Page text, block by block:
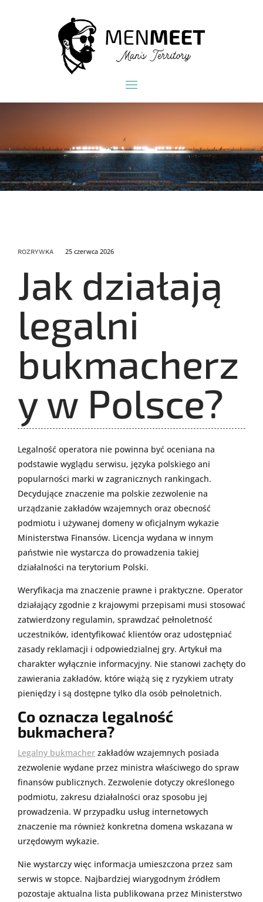
ROZRYWKA 25 czerwca 2026
Jak działają
legalni
bukmacherz
y w Polsce?
Legalność operatora nie powinna być oceniana na
podstawie wyglądu serwisu, języka polskiego ani
popularności marki w zagranicznych rankingach.
Decydujące znaczenie ma polskie zezwolenie na
urządzanie zakładów wzajemnych oraz obecność
podmiotu i używanej domeny w oficjalnym wykazie
Ministerstwa Finansów. Licencja wydana w innym
państwie nie wystarcza do prowadzenia takiej
działalności na terytorium Polski.
Weryfikacja ma znaczenie prawne i praktyczne. Operator
działający zgodnie z krajowymi przepisami musi stosować
zatwierdzony regulamin, sprawdzać pełnoletność
uczestników, identyfikować klientów oraz udostępniać
zasady reklamacji i odpowiedzialnej gry. Artykuł ma
charakter wyłącznie informacyjny. Nie stanowi zachęty do
zawierania zakładów, które wiążą się z ryzykiem utraty
pieniędzy i są dostępne tylko dla osób pełnoletnich.
Co oznacza legalność
bukmachera?
Legalny bukmacher zakładów wzajemnych posiada
zezwolenie wydane przez ministra właściwego do spraw
finansów publicznych. Zezwolenie dotyczy określonego
podmiotu, zakresu działalności oraz sposobu jej
prowadzenia. W przypadku usług internetowych
znaczenie ma również konkretna domena wskazana w
urzędowym wykazie.
Nie wystarczy więc informacja umieszczona przez sam
serwis w stopce. Najbardziej wiarygodnym źródłem
pozostaje aktualna lista publikowana przez Ministerstwo